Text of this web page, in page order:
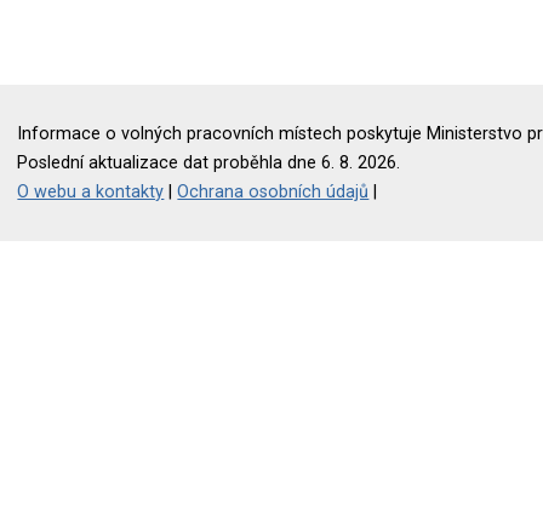
Informace o volných pracovních místech poskytuje Ministerstvo
Poslední aktualizace dat proběhla dne 6. 8. 2026.
O webu a kontakty |Ochrana osobních údajů